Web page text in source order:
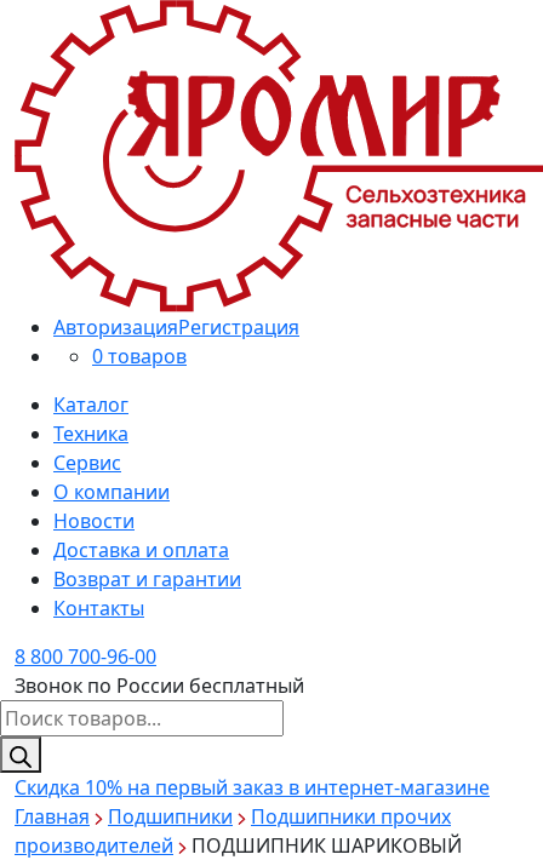
АвторизацияРегистрация
0 товаров
Каталог
Техника
Сервис
О компании
Новости
Доставка и оплата
Возврат и гарантии
Контакты
8 800 700-96-00
Звонок по России бесплатный
Поиск
товаров
Скидка 10% на первый заказ в интернет-магазине
Главная
Подшипники
Подшипники прочих
производителей
ПОДШИПНИК ШАРИКОВЫЙ